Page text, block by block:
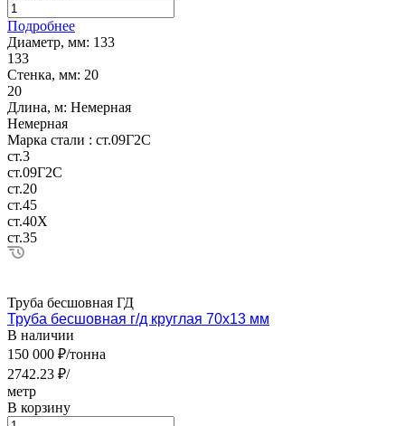
Подробнее
Диаметр, мм: 133
133
Стенка, мм: 20
20
Длина, м: Немерная
Немерная
Марка стали : ст.09Г2С
ст.3
ст.09Г2С
ст.20
ст.45
ст.40Х
ст.35
Труба бесшовная ГД
Труба бесшовная г/д круглая 70х13 мм
В наличии
150 000 ₽/тонна
2742.23 ₽/
метр
В корзину